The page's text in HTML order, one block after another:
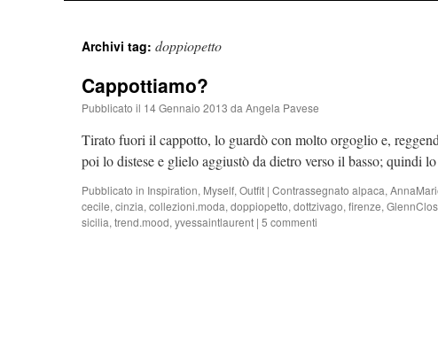
contenuto
Archivi tag: doppiopetto
Cappottiamo?
Pubblicato il 14 Gennaio 2013 da Angela Pavese
Tirato fuori il cappotto, lo guardò con molto orgoglio e,
poi lo distese e glielo aggiustò da dietro verso il basso; quindi
Pubblicato in Inspiration, Myself, Outfit | Contrassegnato alpaca,
cecile, cinzia, collezioni.moda, doppiopetto, dottzivago, firenze,
sicilia, trend.mood, yvessaintlaurent | 5 commenti